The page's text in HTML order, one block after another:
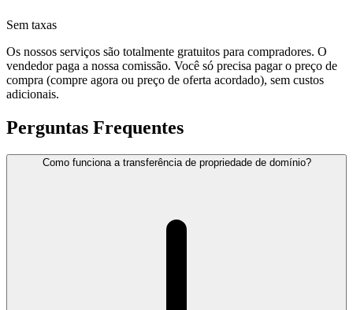
Sem taxas
Os nossos serviços são totalmente gratuitos para compradores. O
vendedor paga a nossa comissão. Você só precisa pagar o preço de
compra (compre agora ou preço de oferta acordado), sem custos
adicionais.
Perguntas Frequentes
Como funciona a transferência de propriedade de domínio?